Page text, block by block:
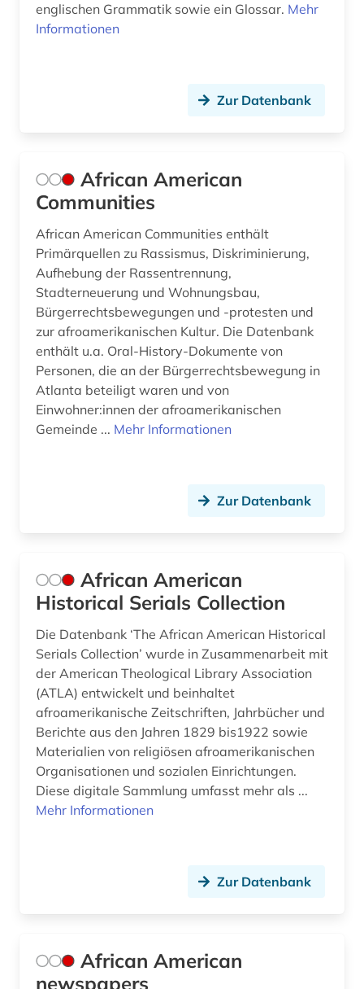
edgar allan (1)
einwanderung (2)
elektronische publikation (2)
elektronisches buch (38)
elektronisches publizieren (1)
elektrotechnik (1)
eliot (1)
englisch language teaching (1)
englische grammatik (1)
englische literatur (4)
englische literatur außerhalb großbritanniens
und der usa (1)
englische sprache (3)
englische sprachwissenschaft (1)
ephemera (1)
englischen Grammatik sowie ein Glossar. Mehr
Informationen
Zur Datenbank
African American
Communities
African American Communities enthält
Primärquellen zu Rassismus, Diskriminierung,
Aufhebung der Rassentrennung,
Stadterneuerung und Wohnungsbau,
Bürgerrechtsbewegungen und -protesten und
zur afroamerikanischen Kultur. Die Datenbank
enthält u.a. Oral-History-Dokumente von
Personen, die an der Bürgerrechtsbewegung in
Atlanta beteiligt waren und von
Einwohner:innen der afroamerikanischen
Gemeinde ... Mehr Informationen
Zur Datenbank
African American
Historical Serials Collection
Die Datenbank ‘The African American Historical
Serials Collection’ wurde in Zusammenarbeit mit
der American Theological Library Association
(ATLA) entwickelt und beinhaltet
afroamerikanische Zeitschriften, Jahrbücher und
Berichte aus den Jahren 1829 bis1922 sowie
Materialien von religiösen afroamerikanischen
Organisationen und sozialen Einrichtungen.
Diese digitale Sammlung umfasst mehr als ...
Mehr Informationen
Zur Datenbank
African American
newspapers